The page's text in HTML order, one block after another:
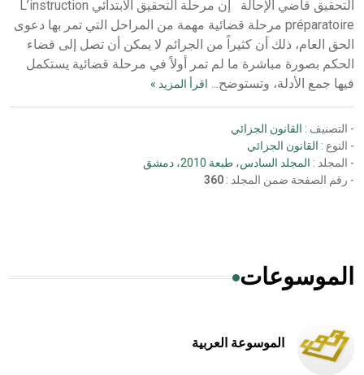
التحقيق قاضي الإحالة إن مرحلة التحقيق الابتدائي L’instruction
préparatoire مرحلة قضائية مهمة من المراحل التي تمر بها دعوى
الحق العام، ذلك أن كثيراً من الجرائم لا يمكن أن تصل إلى قضاء
الحكم بصورة مباشرة ما لم تمر أولاً في مرحلة قضائية يستكمل
فيها جمع الأدلة، وتستوضح... اقرأ المزيد »
- التصنيف : القانون الجزائي
- النوع : القانون الجزائي
- المجلد : المجلد السادس، طبعة 2010، دمشق
- رقم الصفحة ضمن المجلد : 360
الموسوعات
الموسوعة العربية